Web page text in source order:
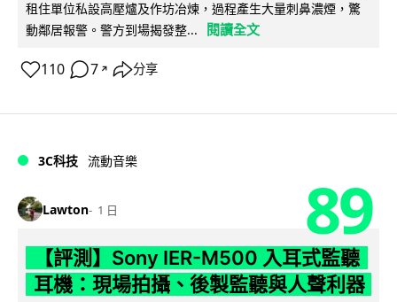
租住單位私設高壓爐及作坊冶煉，過程產生大量刺鼻濃煙，驚
動鄰居報警。警方到場揭發整...
閱讀全文
110 7 ↗ 分享
3C科技 流動音樂
Lawton 1 日 89
【評測】Sony IER-M500 入耳式監聽
耳機：現場拍攝、後製監聽與人聲利器